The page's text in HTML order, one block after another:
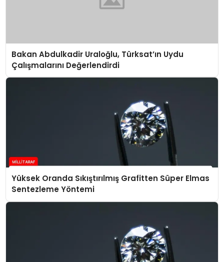
Bakan Abdulkadir Uraloğlu, Türksat’ın Uydu
Çalışmalarını Değerlendirdi
Yüksek Oranda Sıkıştırılmış Grafitten Süper Elmas
Sentezleme Yöntemi